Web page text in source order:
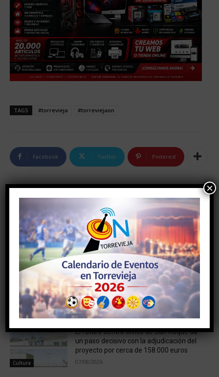
TAGS #torrevieja #torreviejaon
Facebook Twitter Pinterest
Los ‘Hijos de la Inmaculada’
reconocen este sábado la
implicación de los
benefactores del nuevo
Camarín de La Purísima
Artículo siguiente
EL AYUNTAMIENTO HA
CONTRATADO EN 2021 A
156 PERSONAS
DESEMPLEADAS A TRAVÉS
DE LOS DIFERENTES
PROGRAMAS DE EMPLEO Y
FORMACIÓN
NOTICIAS RELACIONADAS
Cultura
El futuro Centro Cívico de San Roque da
un paso decisivo con la adjudicación del
proyecto por cerca de 158.000 euros
07/08/2026
×